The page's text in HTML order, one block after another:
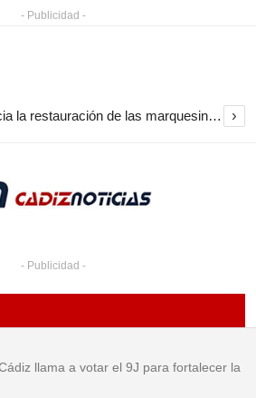
- Publicidad -
El Ayuntamiento inicia la restauración de las marquesinas de Plaza Esteve para volver a instalarlas en el centro de Jerez ›
- Publicidad -
llama a votar el 9J para fortalecer la